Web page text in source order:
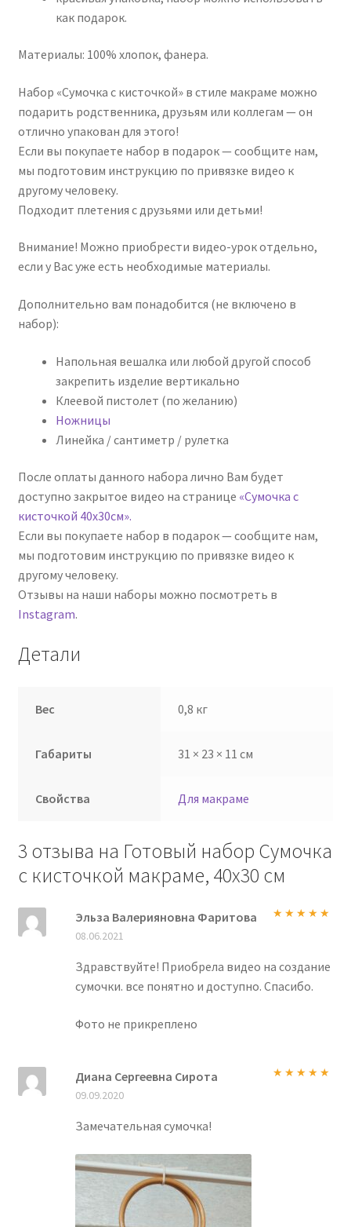
как подарок.
Материалы: 100% хлопок, фанера.
Набор «Сумочка с кисточкой» в стиле макраме можно
подарить родственника, друзьям или коллегам — он
отлично упакован для этого!
Если вы покупаете набор в подарок — сообщите нам,
мы подготовим инструкцию по привязке видео к
другому человеку.
Подходит плетения с друзьями или детьми!
Внимание! Можно приобрести видео-урок отдельно,
если у Вас уже есть необходимые материалы.
Дополнительно вам понадобится (не включено в
набор):
Напольная вешалка или любой другой способ
закрепить изделие вертикально
Клеевой пистолет (по желанию)
Ножницы
Линейка / сантиметр / рулетка
После оплаты данного набора лично Вам будет
доступно закрытое видео на странице «Сумочка с
кисточкой 40х30см».
Если вы покупаете набор в подарок — сообщите нам,
мы подготовим инструкцию по привязке видео к
другому человеку.
Отзывы на наши наборы можно посмотреть в
Instagram.
Детали
Вес 0,8 кг
Габариты 31 × 23 × 11 см
Свойства Для макраме
3 отзыва на Готовый набор Сумочка
с кисточкой макраме, 40х30 см
Эльза Валерияновна Фаритова
08.06.2021
Здравствуйте! Приобрела видео на создание
сумочки. все понятно и доступно. Спасибо.
Фото не прикреплено
Диана Сергеевна Сирота
09.09.2020
Замечательная сумочка!